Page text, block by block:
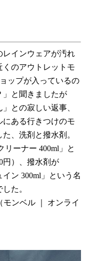
インウェアが汚れ
のアウトレットモ
ップが入っているの
」と聞きましたが
との寂しい返事、
ある行きつけのモ
、洗剤と撥水剤。
リーナー 400ml」と
円）、撥水剤が
イン 300ml」という名
た。
（モンベル ｜ オンライ